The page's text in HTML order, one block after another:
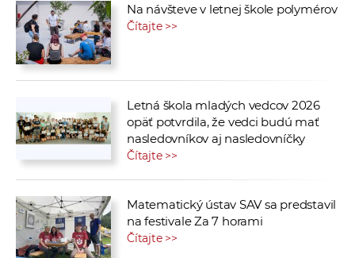
Na návšteve v letnej škole polymérov
Čítajte >>
Letná škola mladých vedcov 2026
opäť potvrdila, že vedci budú mať
nasledovníkov aj nasledovníčky
Čítajte >>
Matematický ústav SAV sa predstavil
na festivale Za 7 horami
Čítajte >>